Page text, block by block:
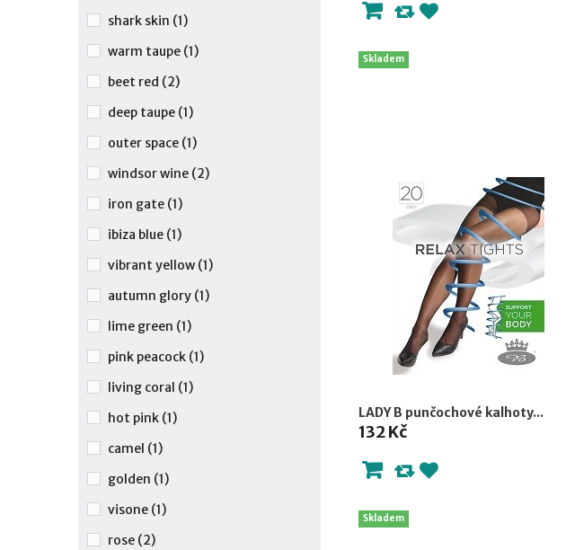
Skladem
LADY B punčochové kalhoty...
132 Kč
Skladem
shark skin (1)
warm taupe (1)
beet red (2)
deep taupe (1)
outer space (1)
windsor wine (2)
iron gate (1)
ibiza blue (1)
vibrant yellow (1)
autumn glory (1)
lime green (1)
pink peacock (1)
living coral (1)
hot pink (1)
camel (1)
golden (1)
visone (1)
rose (2)